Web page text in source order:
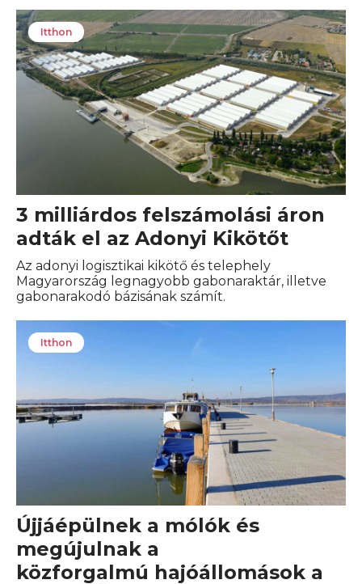
Itthon
3 milliárdos felszámolási áron
adták el az Adonyi Kikötőt
Az adonyi logisztikai kikötő és telephely
Magyarország legnagyobb gabonaraktár, illetve
gabonarakodó bázisának számít.
Itthon
Újjáépülnek a mólók és
megújulnak a
közforgalmú hajóállomások a